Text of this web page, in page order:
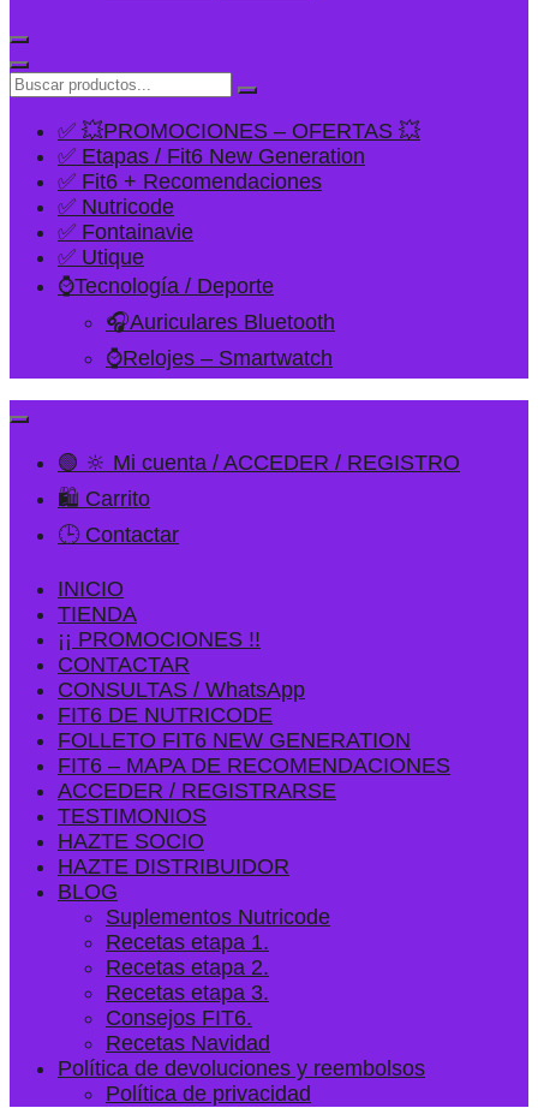
✅ 💥PROMOCIONES – OFERTAS 💥
✅ Etapas / Fit6 New Generation
✅ Fit6 + Recomendaciones
✅ Nutricode
✅ Fontainavie
✅ Utique
⌚Tecnología / Deporte
🎧Auriculares Bluetooth
⌚Relojes – Smartwatch
🟢 🔆 Mi cuenta / ACCEDER / REGISTRO
🛍️ Carrito
🕒 Contactar
INICIO
TIENDA
¡¡ PROMOCIONES !!
CONTACTAR
CONSULTAS / WhatsApp
FIT6 DE NUTRICODE
FOLLETO FIT6 NEW GENERATION
FIT6 – MAPA DE RECOMENDACIONES
ACCEDER / REGISTRARSE
TESTIMONIOS
HAZTE SOCIO
HAZTE DISTRIBUIDOR
BLOG
Suplementos Nutricode
Recetas etapa 1.
Recetas etapa 2.
Recetas etapa 3.
Consejos FIT6.
Recetas Navidad
Política de devoluciones y reembolsos
Política de privacidad